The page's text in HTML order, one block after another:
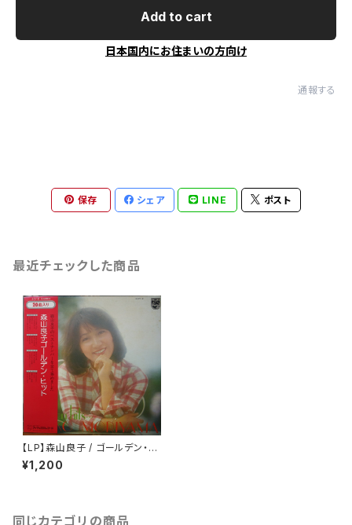
Add to cart
日本国内にお住まいの方向け
通報する
保存 シェア LINE ポスト
最近チェックした商品
【LP】森山良子 / ゴールデン・ヒ
ット
¥1,200
同じカテゴリの商品